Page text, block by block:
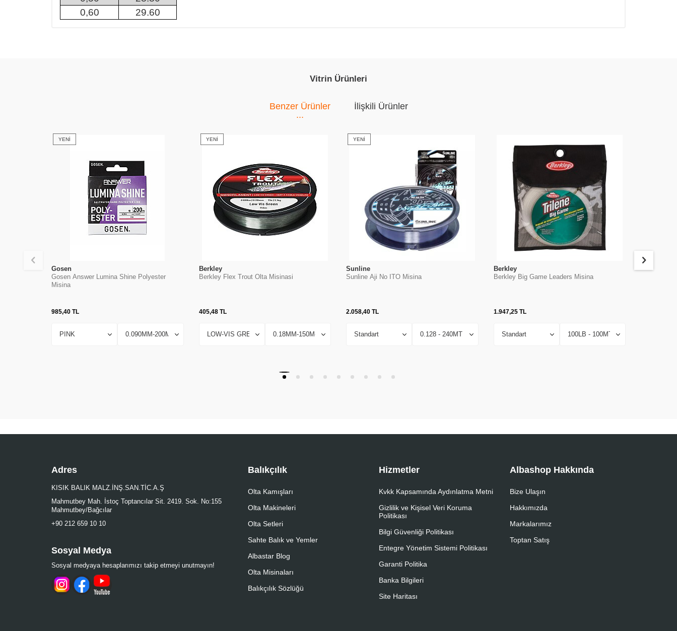
0,60
29.60
Vitrin Ürünleri
Benzer Ürünler İlişkili Ürünler
YENI
Gosen
Gosen Answer Lumina Shine Polyester
Misina
985,40 TL
YENI
Berkley
Berkley Flex Trout Olta Misinasi
405,48TL
YENI
Sunline
Sunline Aji No ITO Misina
2.058,40 TL
Berkley
Berkley Big Game Leaders Misina
1.947,25TL
Sufix
Adres
KISIK BALIK MALZ.İNŞ.SAN.TİC.A.Ş
Mahmutbey Mah. İstoç Toptancılar Sit. 2419. Sok. No:155
Mahmutbey/Bağcılar
+90 212 659 10 10
Sosyal Medya
Sosyal medyaya hesaplarımızı takip etmeyi unutmayın!
Balıkçılık
Olta Kamışları
Olta Makineleri
Olta Setleri
Sahte Balık ve Yemler
Albastar Blog
Olta Misinaları
Balıkçılık Sözlüğü
Hizmetler
Kvkk Kapsamında Aydınlatma Metni
Gizlilik ve Kişisel Veri Koruma
Politikası
Bilgi Güvenliği Politikası
Entegre Yönetim Sistemi Politikası
Garanti Politika
Banka Bilgileri
Site Haritası
Albashop Hakkında
Bize Ulaşın
Hakkımızda
Markalarımız
Toptan Satış